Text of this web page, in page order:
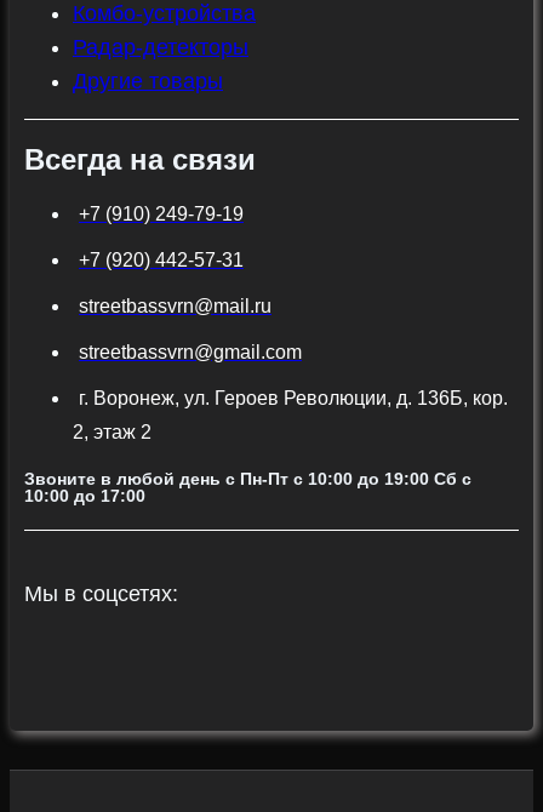
Комбо-устройства
Радар-детекторы
Другие товары
Всегда на связи
+7 (910) 249-79-19
+7 (920) 442-57-31
streetbassvrn@mail.ru
streetbassvrn@gmail.com
г. Воронеж, ул. Героев Революции, д. 136Б, кор.
2, этаж 2
Звоните в любой день с Пн-Пт c 10:00 до 19:00 Сб с
10:00 до 17:00
Мы в соцсетях: